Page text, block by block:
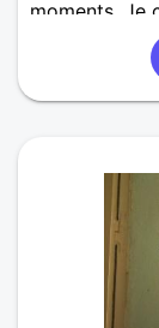
moments. Je
fidèle et
relation
chose de